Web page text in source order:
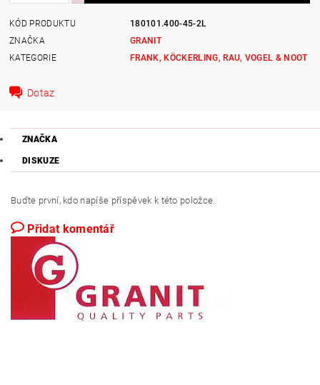
KÓD PRODUKTU
180101.400-45-2L
ZNAČKA
GRANIT
KATEGORIE
FRANK, KÖCKERLING, RAU, VOGEL & NOOT
Dotaz
ZNAČKA
DISKUZE
Buďte první, kdo napíše příspěvek k této položce.
Přidat komentář